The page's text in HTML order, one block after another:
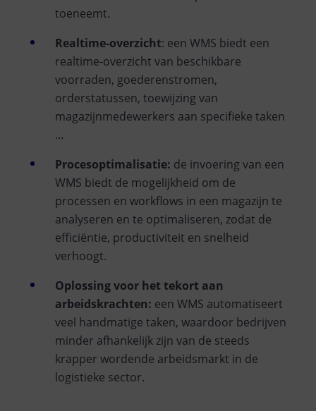
toeneemt.
Realtime-overzicht: een WMS biedt een
realtime-overzicht van beschikbare
voorraden, goederenstromen,
orderstatussen, toewijzing van
magazijnmedewerkers aan specifieke taken
…
Procesoptimalisatie: de invoering van een
WMS biedt de mogelijkheid om de
processen en workflows in een magazijn te
analyseren en te optimaliseren, zodat de
efficiëntie, productiviteit en snelheid
verhoogt.
Oplossing voor het tekort aan
arbeidskrachten: een WMS automatiseert
veel handmatige taken, waardoor bedrijven
minder afhankelijk zijn van de steeds
krapper wordende arbeidsmarkt in de
logistieke sector.